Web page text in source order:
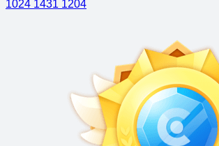
1024 1431 1204